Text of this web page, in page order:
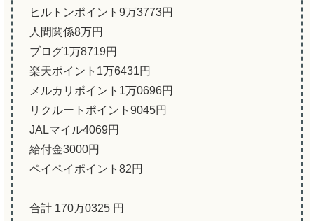
ヒルトンポイント9万3773円
人間関係8万円
ブログ1万8719円
楽天ポイント1万6431円
メルカリポイント1万0696円
リクルートポイント9045円
JALマイル4069円
給付金3000円
ペイペイポイント82円
合計 170万0325 円